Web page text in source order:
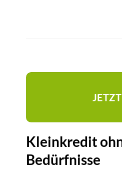
Kleinkredit
Bedürfnisse